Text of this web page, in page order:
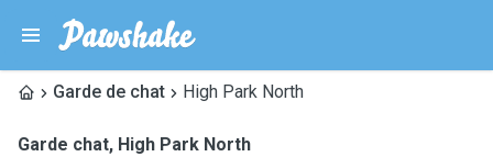
Garde de chat High Park North
Garde chat, High Park North